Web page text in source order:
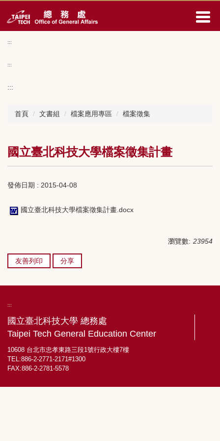
到
區
:::
:::
:::
首頁 文書組 檔案應用專區 檔案徵集
國立臺北科技大學檔案徵集計畫
發佈日期 : 2015-04-08
國立臺北科技大學檔案徵集計畫.docx
瀏覽數: 23954
友善列印 分享
:::
國立臺北科技大學 總務處
Taipei Tech General Education Center
10608 台北市忠孝東路三段1號行政大樓7樓
TEL:886-2-2771-2171#1300
FAX:886-2-2781-5578